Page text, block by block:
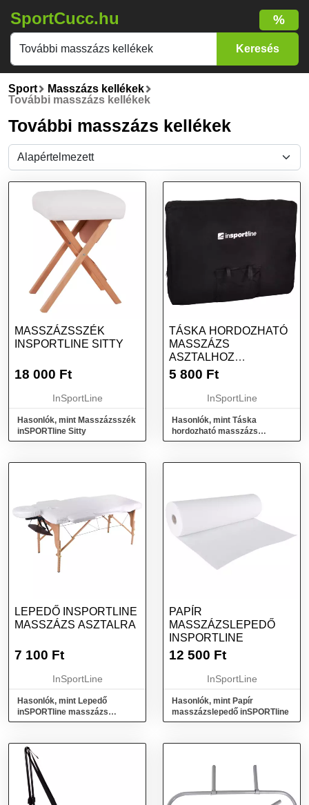
SportCucc.hu %
Sport
Masszázs kellékek
További masszázs kellékek
További masszázs kellékek
MASSZÁZSSZÉK
INSPORTLINE SITTY
18 000 Ft
InSportLine
Hasonlók, mint Masszázsszék
inSPORTline Sitty
TÁSKA HORDOZHATÓ
MASSZÁZS
ASZTALHOZ
INSPORTLINE
5 800 Ft
InSportLine
Hasonlók, mint Táska
hordozható masszázs
asztalhoz inSPORTline
LEPEDŐ INSPORTLINE
MASSZÁZS ASZTALRA
7 100 Ft
InSportLine
Hasonlók, mint Lepedő
inSPORTline masszázs
asztalra
PAPÍR
MASSZÁZSLEPEDŐ
INSPORTLINE
12 500 Ft
InSportLine
Hasonlók, mint Papír
masszázslepedő inSPORTline